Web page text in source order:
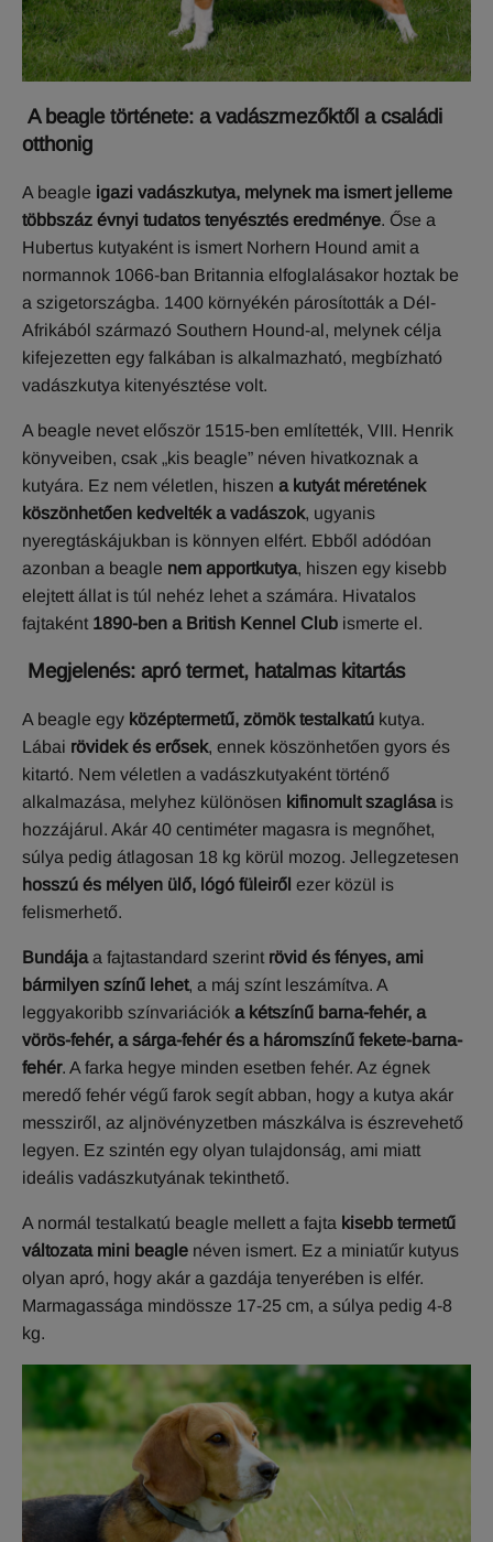
A beagle története: a vadászmezőktől a családi
otthonig
A beagle igazi vadászkutya, melynek ma ismert jelleme
többszáz évnyi tudatos tenyésztés eredménye. Őse a
Hubertus kutyaként is ismert Norhern Hound amit a
normannok 1066-ban Britannia elfoglalásakor hoztak be
a szigetországba. 1400 környékén párosították a Dél-
Afrikából származó Southern Hound-al, melynek célja
kifejezetten egy falkában is alkalmazható, megbízható
vadászkutya kitenyésztése volt.
A beagle nevet először 1515-ben említették, VIII. Henrik
könyveiben, csak „kis beagle” néven hivatkoznak a
kutyára. Ez nem véletlen, hiszen a kutyát méretének
köszönhetően kedvelték a vadászok, ugyanis
nyeregtáskájukban is könnyen elfért. Ebből adódóan
azonban a beagle nem apportkutya, hiszen egy kisebb
elejtett állat is túl nehéz lehet a számára. Hivatalos
fajtaként 1890-ben a British Kennel Club ismerte el.
Megjelenés: apró termet, hatalmas kitartás
A beagle egy középtermetű, zömök testalkatú kutya.
Lábai rövidek és erősek, ennek köszönhetően gyors és
kitartó. Nem véletlen a vadászkutyaként történő
alkalmazása, melyhez különösen kifinomult szaglásais
hozzájárul. Akár 40 centiméter magasra is megnőhet,
súlya pedig átlagosan 18 kg körül mozog. Jellegzetesen
hosszú és mélyen ülő, lógó füleiről ezer közül is
felismerhető.
Bundájaa fajtastandard szerint rövid és fényes, ami
bármilyen színű lehet, a máj színt leszámítva. A
leggyakoribb színvariációk a kétszínű barna-fehér, a
vörös-fehér, a sárga-fehér és a háromszínű fekete-barna-
fehér. A farka hegye minden esetben fehér. Az égnek
meredő fehér végű farok segít abban, hogy a kutya akár
messziről, az aljnövényzetben mászkálva is észrevehető
legyen. Ez szintén egy olyan tulajdonság, ami miatt
ideális vadászkutyának tekinthető.
A normál testalkatú beagle mellett a fajta kisebb termetű
változata mini beagle néven ismert. Ez a miniatűr kutyus
olyan apró, hogy akár a gazdája tenyerében is elfér.
Marmagassága mindössze 17-25 cm, a súlya pedig 4-8
kg.